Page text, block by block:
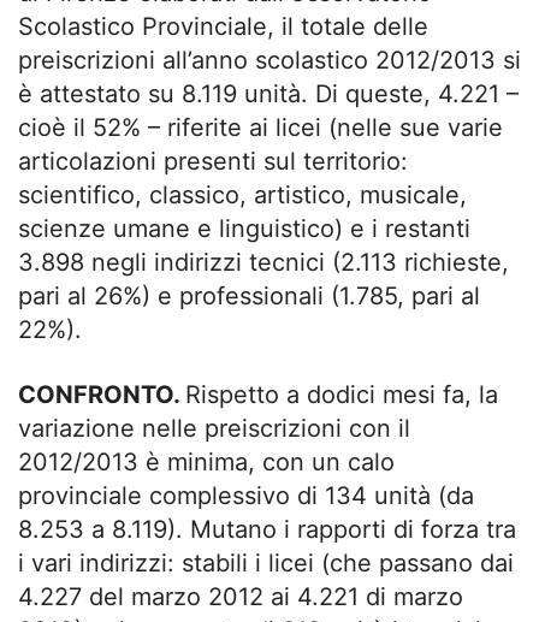
Scolastico Provinciale, il totale delle
preiscrizioni all’anno scolastico 2012/2013 si
è attestato su 8.119 unità. Di queste, 4.221 –
cioè il 52% – riferite ai licei (nelle sue varie
articolazioni presenti sul territorio:
scientifico, classico, artistico, musicale,
scienze umane e linguistico) e i restanti
3.898 negli indirizzi tecnici (2.113 richieste,
pari al 26%) e professionali (1.785, pari al
22%).
CONFRONTO. Rispetto a dodici mesi fa, la
variazione nelle preiscrizioni con il
2012/2013 è minima, con un calo
provinciale complessivo di 134 unità (da
8.253 a 8.119). Mutano i rapporti di forza tra
i vari indirizzi: stabili i licei (che passano dai
4.227 del marzo 2012 ai 4.221 di marzo